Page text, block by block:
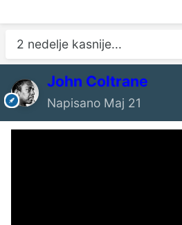
2 nedelje kasnije...
John Coltrane
Napisano Maj 21